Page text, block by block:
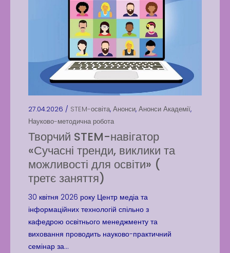
27.04.2026 / STEM-освіта, Анонси, Анонси Академії,
Науково-методична робота
Творчий STEM-навігатор
«Сучасні тренди, виклики та
можливості для освіти» (
третє заняття)
30 квітня 2026 року Центр медіа та
інформаційних технологій спільно з
кафедрою освітнього менеджменту та
виховання проводить науково-практичний
семінар за...